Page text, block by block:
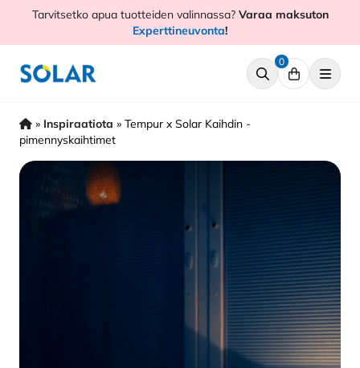
HyppääTarvitsetko apua tuotteiden valinnassa?Varaa maksuton
Experttineuvonta!
0
» Inspiraatiota » Tempur x Solar Kaihdin -
pimennyskaihtimet